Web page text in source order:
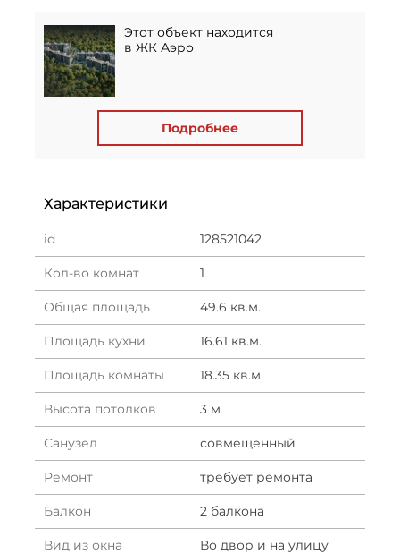
Этот объект находится
в ЖК Аэро
Подробнее
Характеристики
id 128521042
Кол-во комнат 1
Общая площадь 49.6 кв.м.
Площадь кухни 16.61 кв.м.
Площадь комнаты 18.35 кв.м.
Высота потолков 3 м
Санузел совмещенный
Ремонт требует ремонта
Балкон 2 балкона
Вид из окна Во двор и на улицу